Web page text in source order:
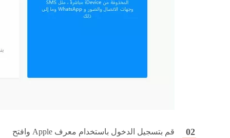
قم بتسجيل الدخول باستخدام معرف Apple وافتح